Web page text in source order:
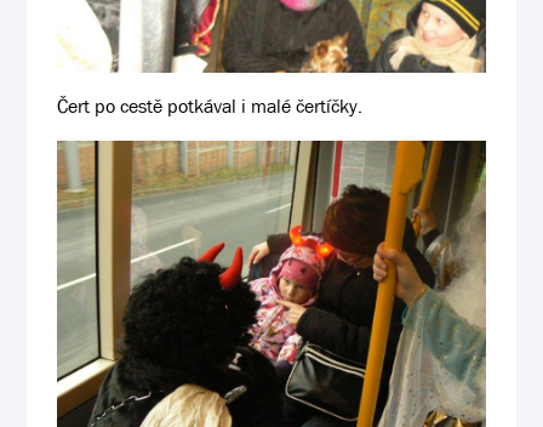
Čert po cestě potkával i malé čertíčky.